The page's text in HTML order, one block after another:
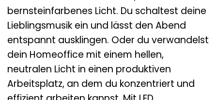
bernsteinfarbenes Licht. Du schaltest deine
Lieblingsmusik ein und lässt den Abend
entspannt ausklingen. Oder du verwandelst
dein Homeoffice mit einem hellen,
neutralen Licht in einen produktiven
Arbeitsplatz, an dem du konzentriert und